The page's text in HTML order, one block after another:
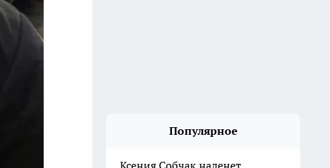
Популярное
Ксения Собчак наденет